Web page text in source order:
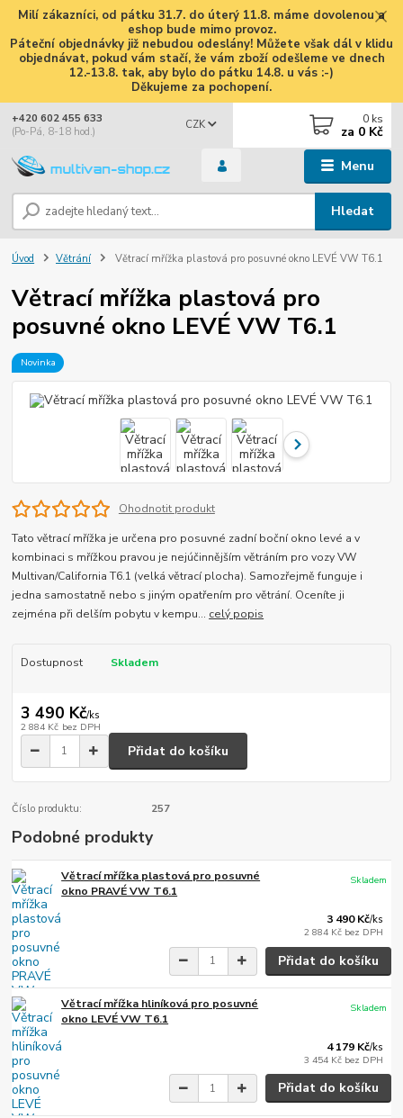
Milí zákazníci, od pátku 31.7. do úterý 11.8. máme dovolenou a
eshop bude mimo provoz.
Páteční objednávky již nebudou odeslány! Můžete však dál v klidu
objednávat, pokud vám stačí, že vám zboží odešleme ve dnech
12.-13.8. tak, aby bylo do pátku 14.8. u vás :-)
Děkujeme za pochopení.
Menu
CZK
Hledat
+420 602 455 633
(Po-Pá, 8-18 hod.)
0 ks
za 0 Kč
Úvod Větrání Větrací mřížka plastová pro posuvné okno LEVÉ VW T6.1
Větrací mřížka plastová pro
posuvné okno LEVÉ VW T6.1
Novinka
Ohodnotit produkt
Tato větrací mřížka je určena pro posuvné zadní boční okno levé a v
kombinaci s mřížkou pravou je nejúčinnějším větráním pro vozy VW
Multivan/California T6.1 (velká větrací plocha). Samozřejmě funguje i
jedna samostatně nebo s jiným opatřením pro větrání. Oceníte ji
zejména při delším pobytu v kempu... celý popis
Dostupnost Skladem
3 490 Kč/ks
2 884 Kč bez DPH
Přidat do košíku
Číslo produktu: 257
Podobné produkty
Větrací mřížka plastová pro posuvné
okno PRAVÉ VW T6.1
3 490 Kč/ks
2 884 Kč bez DPH
Skladem
Přidat do košíku
Větrací mřížka hliníková pro posuvné
okno LEVÉ VW T6.1
4 179 Kč/ks
3 454 Kč bez DPH
Skladem
Přidat do košíku